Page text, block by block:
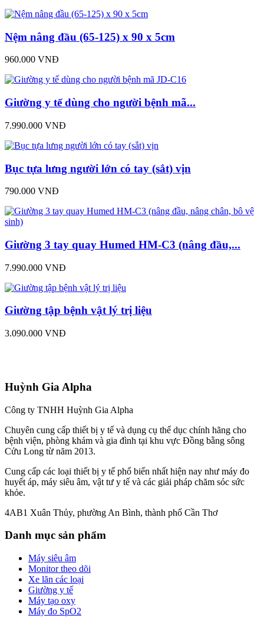
Nệm nâng đầu (65-125) x 90 x 5cm
960.000 VNĐ
Giường y tế dùng cho người bệnh mã...
7.990.000 VNĐ
Bục tựa lưng người lớn có tay (sắt) vịn
790.000 VNĐ
Giường 3 tay quay Humed HM-C3 (nâng đầu,...
7.990.000 VNĐ
Giường tập bệnh vật lý trị liệu
3.090.000 VNĐ
Huỳnh Gia Alpha
Công ty TNHH Huỳnh Gia Alpha
Chuyên cung cấp thiết bị y tế và dụng cụ thể dục chính hãng cho
bệnh viện, phòng khám và gia đình tại khu vực Đồng bằng sông
Cửu Long từ năm 2013.
Cung cấp các loại thiết bị y tế phổ biến nhất hiện nay như máy đo
huyết áp, máy siêu âm, vật tư y tế và các giải pháp chăm sóc sức
khỏe.
4AB1 Xuân Thủy, phường An Bình, thành phố Cần Thơ
Danh mục sản phẩm
Máy siêu âm
Monitor theo dõi
Xe lăn các loại
Giường y tế
Máy tạo oxy
Máy đo SpO2